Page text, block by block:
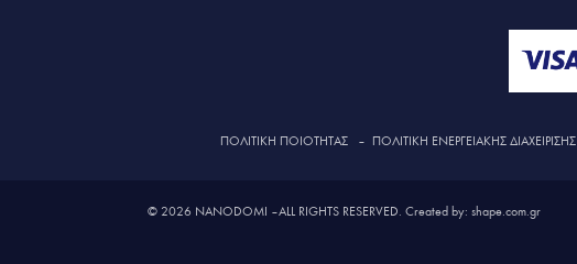
ΠΟΛΙΤΙΚΗ ΠΟΙΟΤΗΤΑΣ – ΠΟΛΙΤΙΚΗ ΕΝΕΡΓΕΙΑΚΗΣ ΔΙΑΧΕΙΡΙΣΗΣ
© 2026 NANODOMI – ALL RIGHTS RESERVED. Created by: shape.com.gr